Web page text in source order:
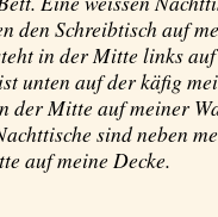
den Schreibtisch auf
in der Mitte links
unten auf der käfig
der Mitte auf meiner
sind neben
auf meine Decke.